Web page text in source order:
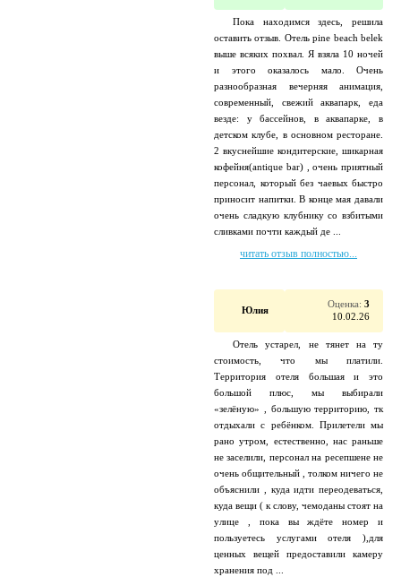
Пока находимся здесь, решила
оставить отзыв. Отель pine beach belek
выше всяких похвал. Я взяла 10 ночей
и этого оказалось мало. Очень
разнообразная вечерняя анимация,
современный, свежий аквапарк, еда
везде: у бассейнов, в аквапарке, в
детском клубе, в основном ресторане.
2 вкуснейшие кондитерские, шикарная
кофейня(antique bar) , очень приятный
персонал, который без чаевых быстро
приносит напитки. В конце мая давали
очень сладкую клубнику со взбитыми
сливками почти каждый де ...
читать отзыв полностью...
Юлия
Оценка: 3
10.02.26
Отель устарел, не тянет на ту
стоимость, что мы платили.
Территория отеля большая и это
большой плюс, мы выбирали
«зелёную» , большую территорию, тк
отдыхали с ребёнком. Прилетели мы
рано утром, естественно, нас раньше
не заселили, персонал на ресепшене не
очень общительный , толком ничего не
объяснили , куда идти переодеваться,
куда вещи ( к слову, чемоданы стоят на
улице , пока вы ждёте номер и
пользуетесь услугами отеля ),для
ценных вещей предоставили камеру
хранения под ...